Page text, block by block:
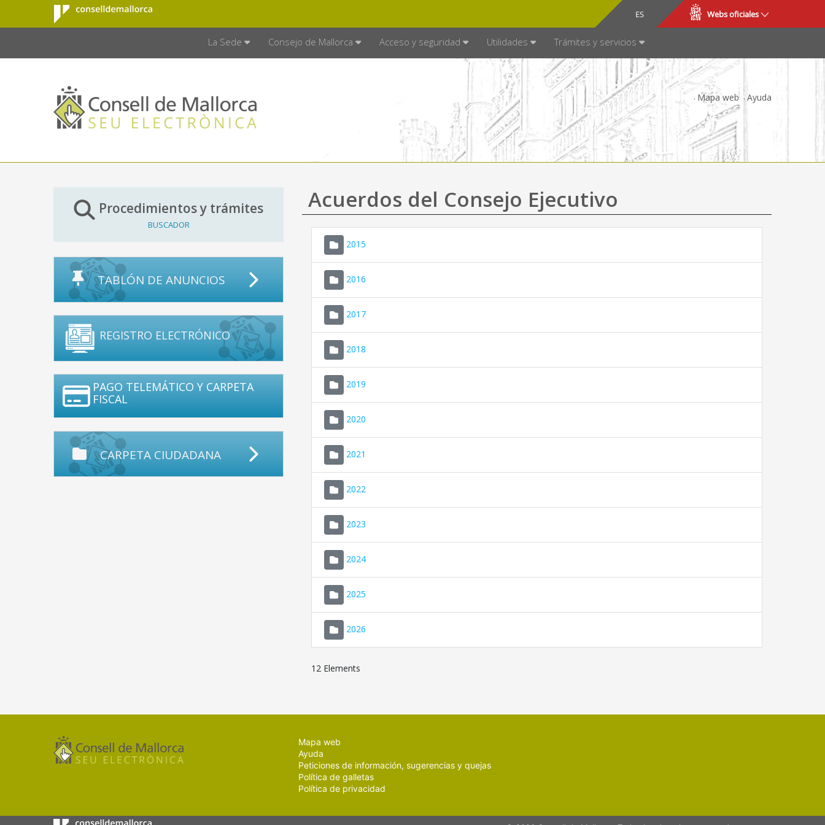
Saltar al contenido principal
Consell de
Mallorca
ES
CA Webs oficiales
La Sede Consejo de Mallorca Acceso y seguridad Utilidades Trámites y servicios
Mapa web Ayuda
Procedimientos y trámites
BUSCADOR
TABLÓN DE ANUNCIOS
REGISTRO ELECTRÓNICO
PAGO TELEMÁTICO Y CARPETA
FISCAL
CARPETA CIUDADANA
Acuerdos del Consejo Ejecutivo
2015
2016
2017
2018
2019
2020
2021
2022
2023
2024
2025
2026
12 Elements
Mapa web
Ayuda
Peticiones de información, sugerencias y quejas
Política de galletas
Política de privacidad